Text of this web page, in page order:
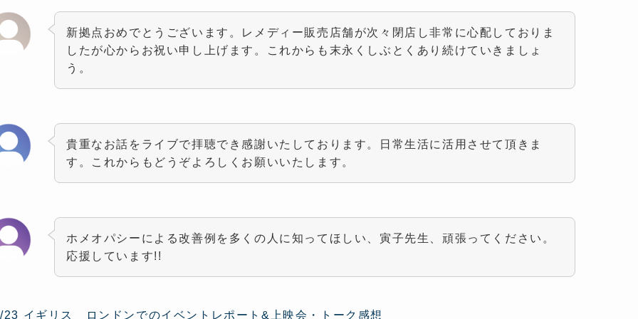
新拠点おめでとうございます。レメディー販売店舗が次々閉店し非常に心配しておりま
したが心からお祝い申し上げます。これからも末永くしぶとくあり続けていきましょ
う。
貴重なお話をライブで拝聴でき感謝いたしております。日常生活に活用させて頂きま
す。これからもどうぞよろしくお願いいたします。
ホメオパシーによる改善例を多くの人に知ってほしい、寅子先生、頑張ってください。
応援しています!!
イギリス ロンドンでのイベントレポート&上映会・トーク感想